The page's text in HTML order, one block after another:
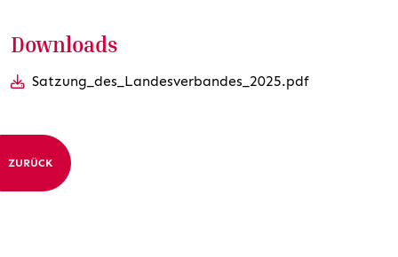
Downloads
Satzung_des_Landesverbandes_2025.pdf
ZURÜCK